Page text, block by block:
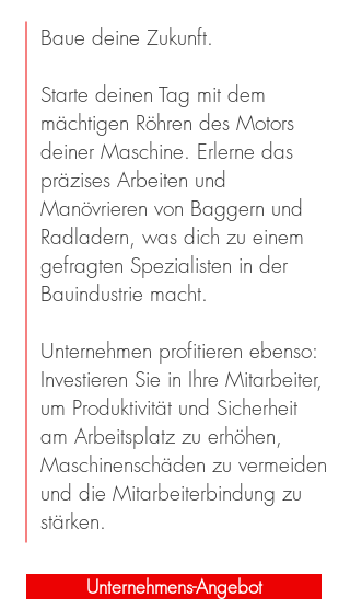
Baue deine Zukunft.
Starte deinen Tag mit dem
mächtigen Röhren des Motors
deiner Maschine. Erlerne das
präzises Arbeiten und
Manövrieren von Baggern und
Radladern, was dich zu einem
gefragten Spezialisten in der
Bauindustrie macht.
Unternehmen profitieren ebenso:
Investieren Sie in Ihre Mitarbeiter,
um Produktivität und Sicherheit
am Arbeitsplatz zu erhöhen,
Maschinenschäden zu vermeiden
und die Mitarbeiterbindung zu
stärken.
Unternehmens-Angebot